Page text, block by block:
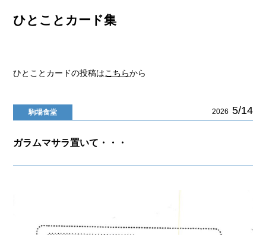
ひとことカード集
ひとことカードの投稿はこちらから
駒場食堂 2026 5/14
ガラムマサラ置いて・・・